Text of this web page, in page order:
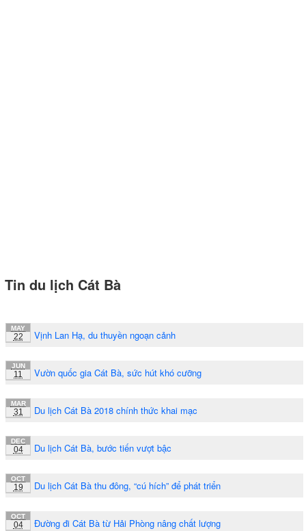
Tin du lịch Cát Bà
MAY
22 Vịnh Lan Hạ, du thuyền ngoạn cảnh
JUN
11 Vườn quốc gia Cát Bà, sức hút khó cưỡng
MAR
31 Du lịch Cát Bà 2018 chính thức khai mạc
DEC
04 Du lịch Cát Bà, bước tiến vượt bậc
OCT
19 Du lịch Cát Bà thu đông, “cú hích” để phát triển
OCT
04 Đường đi Cát Bà từ Hải Phòng nâng chất lượng